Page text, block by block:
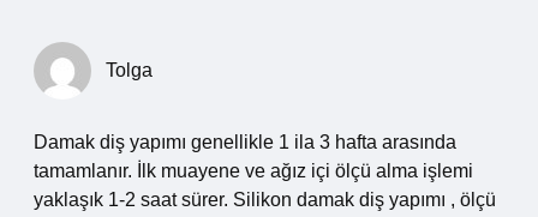
Tolga
Damak diş yapımı genellikle 1 ila 3 hafta arasında
tamamlanır. İlk muayene ve ağız içi ölçü alma işlemi
yaklaşık 1-2 saat sürer. Silikon damak diş yapımı , ölçü